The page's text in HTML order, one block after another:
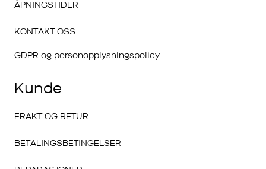
ÅPNINGSTIDER
KONTAKT OSS
GDPR og personopplysningspolicy
Kunde
FRAKT OG RETUR
BETALINGSBETINGELSER